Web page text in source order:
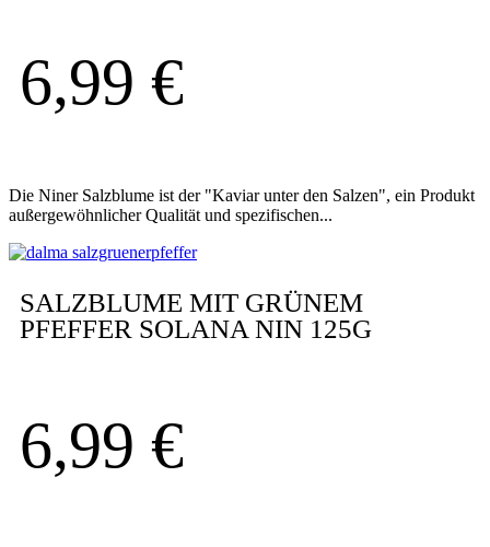
6,99 €
Die Niner Salzblume ist der "Kaviar unter den Salzen", ein Produkt
außergewöhnlicher Qualität und spezifischen...
SALZBLUME MIT GRÜNEM
PFEFFER SOLANA NIN 125G
6,99 €